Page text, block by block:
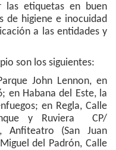
las etiquetas en buen
de higiene e inocuidad
a las entidades y
son los siguientes:
John Lennon, en
en Habana del Este, la
en Regla, Calle
y Ruviera CP/
Anfiteatro (San Juan
del Padrón, Calle